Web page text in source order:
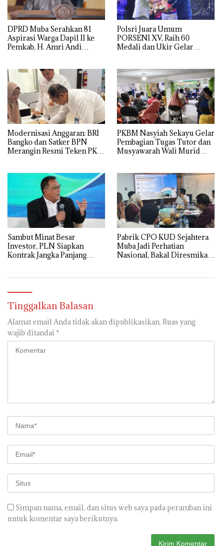
DPRD Muba Serahkan 81
Aspirasi Warga Dapil II ke
Pemkab, H. Amri Andi
Polsri Juara Umum
PORSENI XV, Raih 60
Medali dan Ukir Gelar
Modernisasi Anggaran: BRI
Bangko dan Satker BPN
Merangin Resmi Teken PKS
PKBM Nasyiah Sekayu Gelar
Pembagian Tugas Tutor dan
Musyawarah Wali Murid
Sambut Minat Besar
Investor, PLN Siapkan
Kontrak Jangka Panjang
Pabrik CPO KUD Sejahtera
Muba Jadi Perhatian
Nasional, Bakal Diresmikan
Tinggalkan Balasan
Alamat email Anda tidak akan dipublikasikan. Ruas yang
wajib ditandai *
Simpan nama, email, dan situs web saya pada peramban ini
untuk komentar saya berikutnya.